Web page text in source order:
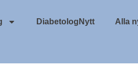
DiabetologNytt Alla